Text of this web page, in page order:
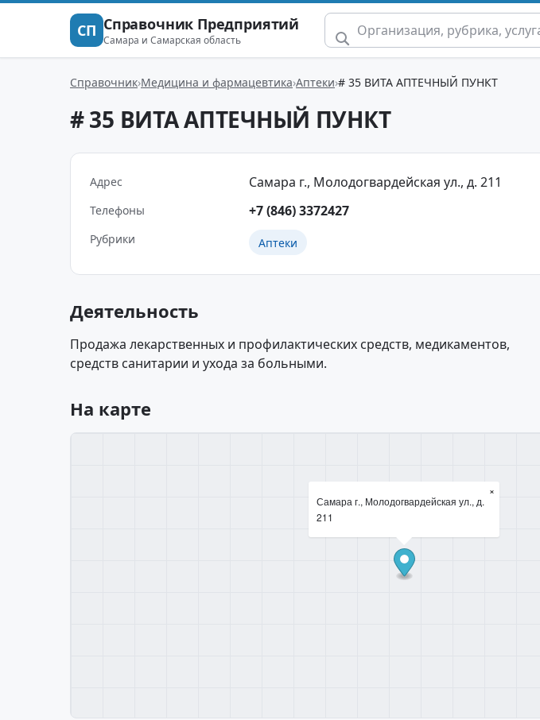
СП Справочник Предприятий
Самара и Самарская область
Справочник Медицина и фармацевтика Аптеки # 35 ВИТА АПТЕЧНЫЙ ПУНКТ
# 35 ВИТА АПТЕЧНЫЙ ПУНКТ
Адрес Самара г., Молодогвардейская ул., д. 211
Телефоны +7 (846) 3372427
Рубрики Аптеки
Деятельность
Продажа лекарственных и профилактических средств, медикаментов,
средств санитарии и ухода за больными.
На карте
Самара г., Молодогвардейская ул., д.
211
×